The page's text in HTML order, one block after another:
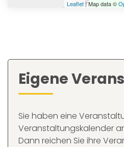
Leaflet| Map data ©
Eigene
Sie haben eine
Veranstaltungskalender
Dann reichen Sie ihre